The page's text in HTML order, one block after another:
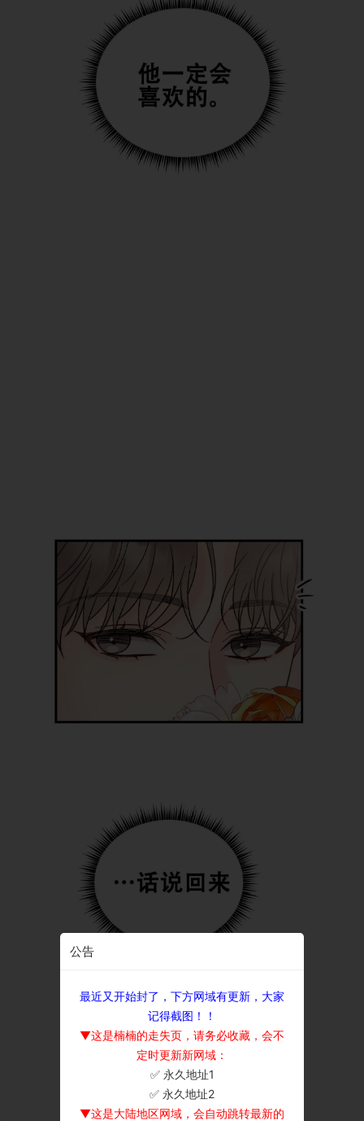
公告
最近又开始封了，下方网域有更新，大家
记得截图！！
▼这是楠楠的走失页，请务必收藏，会不
定时更新新网域：
✅ 永久地址1
✅ 永久地址2
▼这是大陆地区网域，会自动跳转最新的